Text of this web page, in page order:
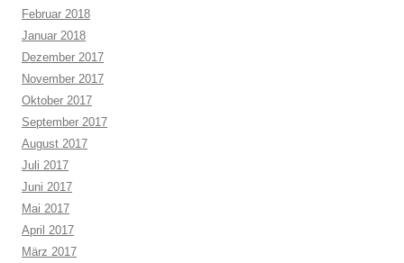
Februar 2018
Januar 2018
Dezember 2017
November 2017
Oktober 2017
September 2017
August 2017
Juli 2017
Juni 2017
Mai 2017
April 2017
März 2017